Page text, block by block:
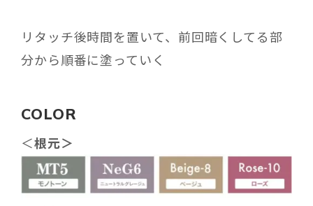
リタッチ後時間を置いて、前回暗くしてる部
分から順番に塗っていく
COLOR
＜根元＞